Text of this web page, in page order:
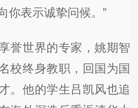
你表示诚挚问候。”
世界的专家，姚期智
校终身教职，回国为国
。他的学生吕凯风也追